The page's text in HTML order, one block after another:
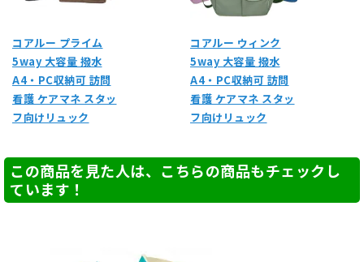
コアルー プライム
5way 大容量 撥水
A4・PC収納可 訪問
看護 ケアマネ スタッ
フ向けリュック
コアルー ウィンク
5way 大容量 撥水
A4・PC収納可 訪問
看護 ケアマネ スタッ
フ向けリュック
この商品を見た人は、こちらの商品もチェックし
ています！